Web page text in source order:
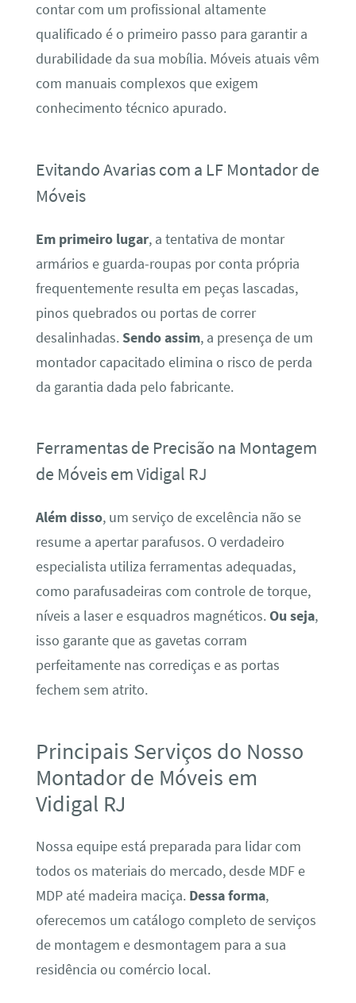
contar com um profissional altamente
qualificado é o primeiro passo para garantir a
durabilidade da sua mobília. Móveis atuais vêm
com manuais complexos que exigem
conhecimento técnico apurado.
Evitando Avarias com a LF Montador de
Móveis
Em primeiro lugar, a tentativa de montar
armários e guarda-roupas por conta própria
frequentemente resulta em peças lascadas,
pinos quebrados ou portas de correr
desalinhadas. Sendo assim, a presença de um
montador capacitado elimina o risco de perda
da garantia dada pelo fabricante.
Ferramentas de Precisão na Montagem
de Móveis em Vidigal RJ
Além disso, um serviço de excelência não se
resume a apertar parafusos. O verdadeiro
especialista utiliza ferramentas adequadas,
como parafusadeiras com controle de torque,
níveis a laser e esquadros magnéticos.Ou seja,
isso garante que as gavetas corram
perfeitamente nas corrediças e as portas
fechem sem atrito.
Principais Serviços do Nosso
Montador de Móveis em
Vidigal RJ
Nossa equipe está preparada para lidar com
todos os materiais do mercado, desde MDF e
MDP até madeira maciça. Dessa forma,
oferecemos um catálogo completo de serviços
de montagem e desmontagem para a sua
residência ou comércio local.